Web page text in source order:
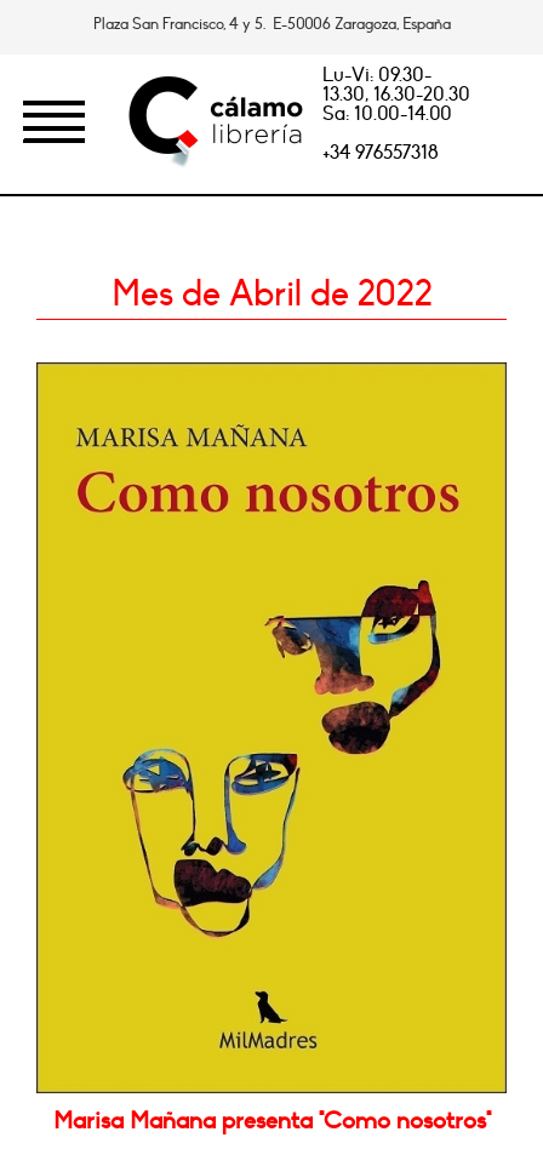
Plaza San Francisco, 4 y 5. E-50006 Zaragoza, España
Lu-Vi: 09.30-
13.30, 16.30-20.30
Sa: 10.00-14.00
+34 976557318
Mes de Abril de 2022
Marisa Mañana presenta "Como nosotros"